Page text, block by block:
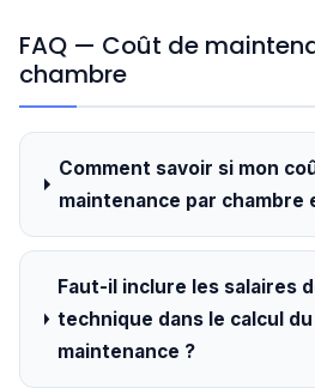
FAQ — Coût de
chambre
Comment savoir si mon
maintenance par chambre
Faut-il inclure les salaires
technique dans le calcul
maintenance ?